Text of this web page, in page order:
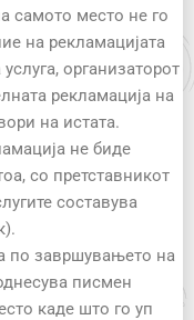
самото место не го
на рекламацијата
организаторот
рекламација на
на истата.
не биде
со претставникот
составува
по завршувањето на
писмен
каде што го уп